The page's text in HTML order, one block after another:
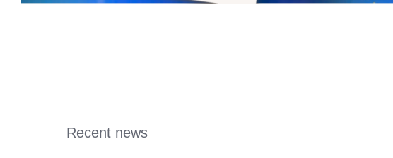
Recent news